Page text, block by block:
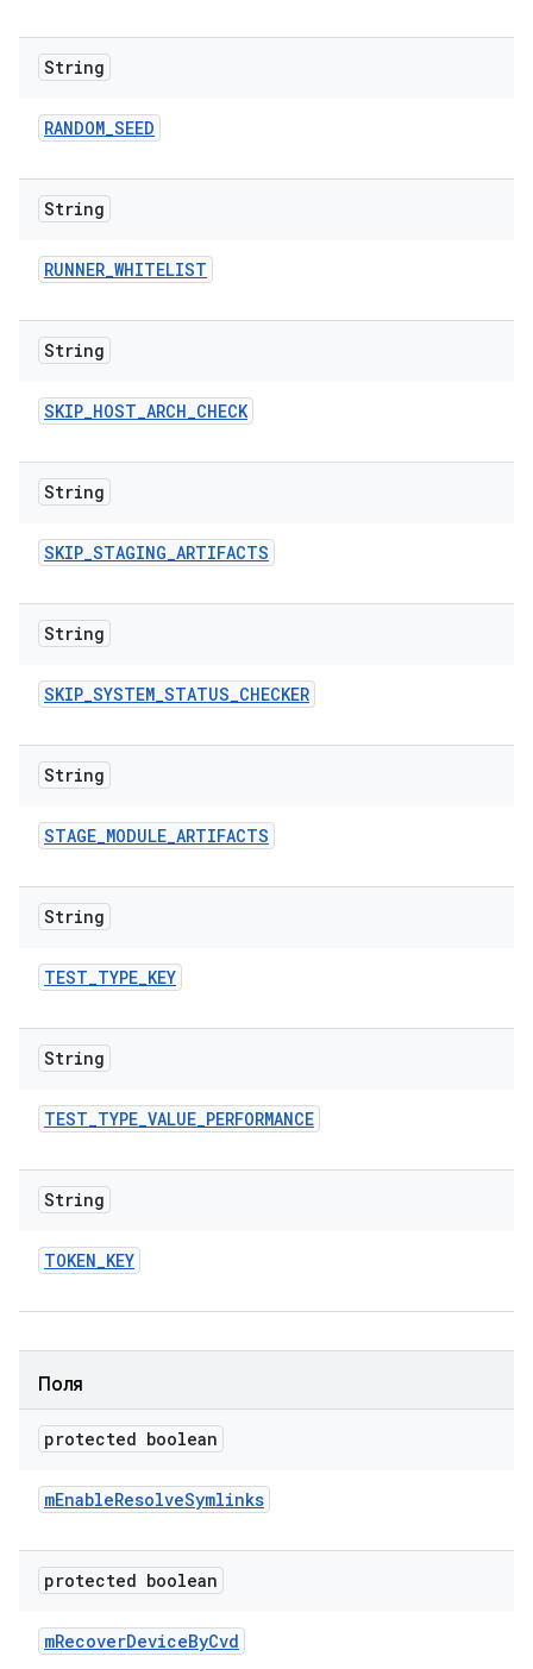
String
RANDOM_SEED
String
RUNNER_WHITELIST
String
SKIP_HOST_ARCH_CHECK
String
SKIP_STAGING_ARTIFACTS
String
SKIP_SYSTEM_STATUS_CHECKER
String
STAGE_MODULE_ARTIFACTS
String
TEST_TYPE_KEY
String
TEST_TYPE_VALUE_PERFORMANCE
String
TOKEN_KEY
Поля
protected boolean
mEnableResolveSymlinks
protected boolean
mRecoverDeviceByCvd